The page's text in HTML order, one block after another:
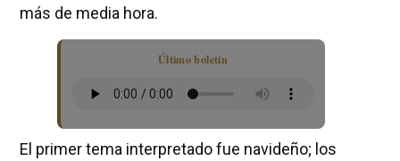
más de media hora.
Último boletín
El primer tema interpretado fue navideño; los